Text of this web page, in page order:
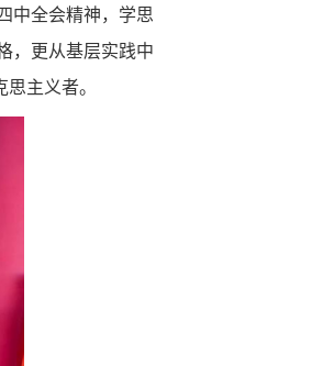
中全会精神，学思
，更从基层实践中
主义者。